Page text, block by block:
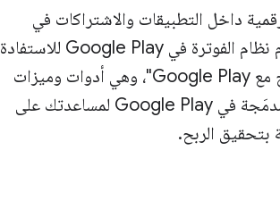
داخل التطبيقات والاشتراكات في
تطبيقك. ابدأ باستخدام نظام الفوترة في Google Play للاستفادة
من منصة "تحقيق الربح مع Google Play"، وهي أدوات وميزات
وبرامج لتحقيق الربح مُدمَجة في Google Play لمساعدتك على
بتحقيق الربح.